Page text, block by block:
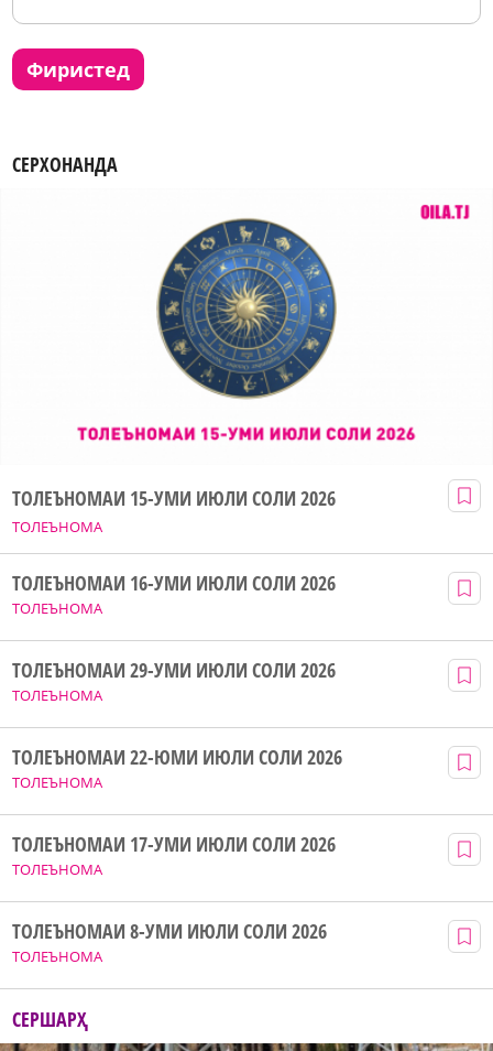
фиристед
СЕРХОНАНДА
ТОЛЕЪНОМА
ТОЛЕЪНОМАИ 15-УМИ ИЮЛИ СОЛИ 2026
ТОЛЕЪНОМА
ТОЛЕЪНОМАИ 16-УМИ ИЮЛИ СОЛИ 2026
ТОЛЕЪНОМА
ТОЛЕЪНОМАИ 29-УМИ ИЮЛИ СОЛИ 2026
ТОЛЕЪНОМА
ТОЛЕЪНОМАИ 22-ЮМИ ИЮЛИ СОЛИ 2026
ТОЛЕЪНОМА
ТОЛЕЪНОМАИ 17-УМИ ИЮЛИ СОЛИ 2026
ТОЛЕЪНОМА
ТОЛЕЪНОМАИ 8-УМИ ИЮЛИ СОЛИ 2026
СЕРШАРҲ